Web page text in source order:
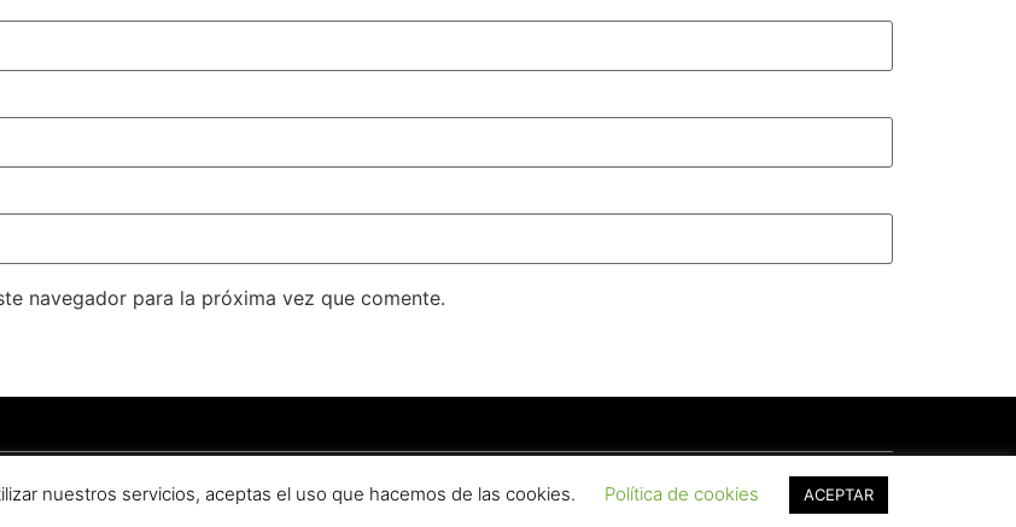
navegador para la próxima vez que comente.
nuestros servicios, aceptas el uso que hacemos de las cookies. Política de cookies ACEPTAR